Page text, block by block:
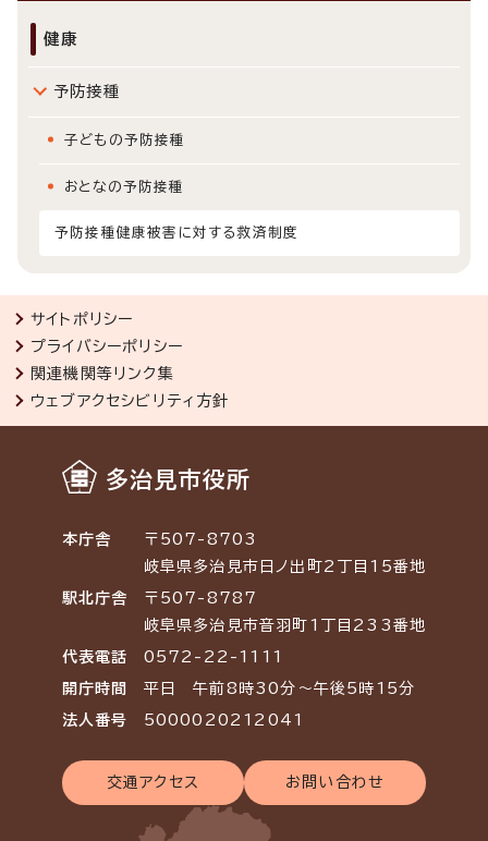
健康
予防接種
子どもの予防接種
おとなの予防接種
予防接種健康被害に対する救済制度
サイトポリシー
プライバシーポリシー
関連機関等リンク集
ウェブアクセシビリティ方針
多治見市役所
本庁舎
〒507-8703
岐阜県多治見市日ノ出町2丁目15番地
駅北庁舎
〒507-8787
岐阜県多治見市音羽町1丁目233番地
代表電話 0572-22-1111
開庁時間 平日 午前8時30分～午後5時15分
法人番号 5000020212041
交通アクセス お問い合わせ